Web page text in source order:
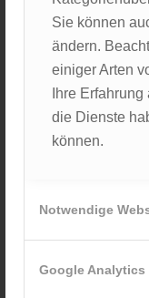
Sie können
ändern.
einiger Arten
Ihre
die Dienste
können.
Notwendige
Google Analytics
einzukaufen.
verschiedenen
zusammen und
die
Grenzpolizei
Häuschen an.
tschechische
besonders gut